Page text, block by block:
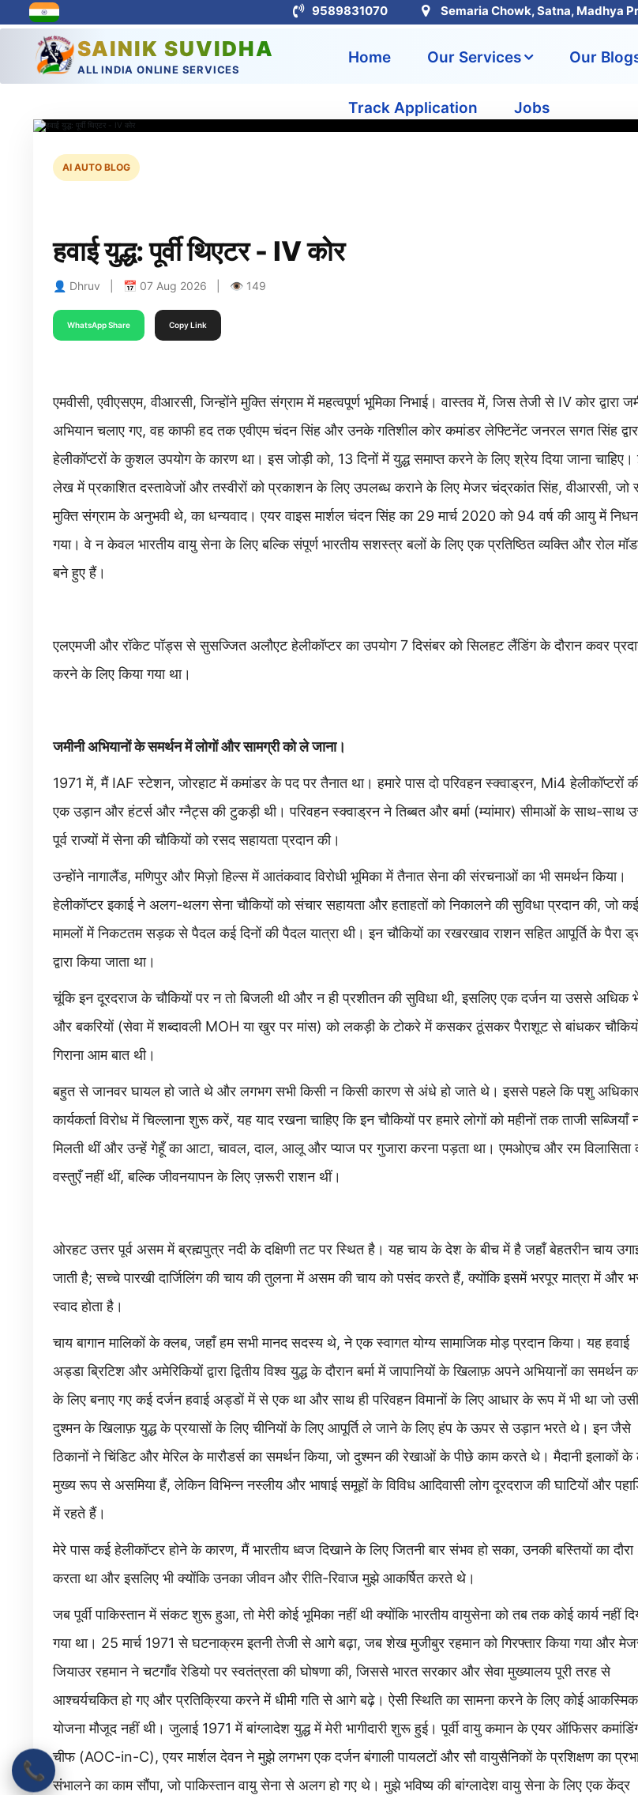
9589831070 Semaria Chowk, Satna, Madhya
SAINIK SUVIDHA
ALL INDIA ONLINE SERVICES
Home Our Services Our
Track Application Jobs
AI AUTO BLOG
हवाई युद्ध: पूर्वी थिएटर - IV कोर
👤 Dhruv | 📅 07 Aug 2026 | 👁 149
WhatsApp Share Copy Link
एमवीसी, एवीएसएम, वीआरसी, जिन्होंने मुक्ति संग्राम में महत्वपूर्ण भूमिका निभाई। वास्तव में, जिस तेजी से IV कोर द्वारा
अभियान चलाए गए, वह काफी हद तक एवीएम चंदन सिंह और उनके गतिशील कोर कमांडर लेफ्टिनेंट जनरल सगत सिंह
हेलीकॉप्टरों के कुशल उपयोग के कारण था। इस जोड़ी को, 13 दिनों में युद्ध समाप्त करने के लिए श्रेय दिया जाना
लेख में प्रकाशित दस्तावेजों और तस्वीरों को प्रकाशन के लिए उपलब्ध कराने के लिए मेजर चंद्रकांत सिंह, वीआरसी, जो
मुक्ति संग्राम के अनुभवी थे, का धन्यवाद। एयर वाइस मार्शल चंदन सिंह का 29 मार्च 2020 को 94 वर्ष की आयु में निधन
गया। वे न केवल भारतीय वायु सेना के लिए बल्कि संपूर्ण भारतीय सशस्त्र बलों के लिए एक प्रतिष्ठित व्यक्ति और रोल
बने हुए हैं।
एलएमजी और रॉकेट पॉड्स से सुसज्जित अलौएट हेलीकॉप्टर का उपयोग 7 दिसंबर को सिलहट लैंडिंग के दौरान कवर
करने के लिए किया गया था।
जमीनी अभियानों के समर्थन में लोगों और सामग्री को ले जाना।
1971 में, मैं IAF स्टेशन, जोरहाट में कमांडर के पद पर तैनात था। हमारे पास दो परिवहन स्क्वाड्रन, Mi4 हेलीकॉप्टरों
एक उड़ान और हंटर्स और ग्नैट्स की टुकड़ी थी। परिवहन स्क्वाड्रन ने तिब्बत और बर्मा (म्यांमार) सीमाओं के साथ-साथ
पूर्व राज्यों में सेना की चौकियों को रसद सहायता प्रदान की।
उन्होंने नागालैंड, मणिपुर और मिज़ो हिल्स में आतंकवाद विरोधी भूमिका में तैनात सेना की संरचनाओं का भी समर्थन किया।
हेलीकॉप्टर इकाई ने अलग-थलग सेना चौकियों को संचार सहायता और हताहतों को निकालने की सुविधा प्रदान की, जो कई
मामलों में निकटतम सड़क से पैदल कई दिनों की पैदल यात्रा थी। इन चौकियों का रखरखाव राशन सहित आपूर्ति के पैरा
द्वारा किया जाता था।
चूंकि इन दूरदराज के चौकियों पर न तो बिजली थी और न ही प्रशीतन की सुविधा थी, इसलिए एक दर्जन या उससे अधिक
और बकरियों (सेवा में शब्दावली MOH या खुर पर मांस) को लकड़ी के टोकरे में कसकर ठूंसकर पैराशूट से बांधकर
गिराना आम बात थी।
बहुत से जानवर घायल हो जाते थे और लगभग सभी किसी न किसी कारण से अंधे हो जाते थे। इससे पहले कि पशु
कार्यकर्ता विरोध में चिल्लाना शुरू करें, यह याद रखना चाहिए कि इन चौकियों पर हमारे लोगों को महीनों तक ताजी सब्जियाँ
मिलती थीं और उन्हें गेहूँ का आटा, चावल, दाल, आलू और प्याज पर गुजारा करना पड़ता था। एमओएच और रम विलासिता
वस्तुएँ नहीं थीं, बल्कि जीवनयापन के लिए ज़रूरी राशन थीं।
ओरहट उत्तर पूर्व असम में ब्रह्मपुत्र नदी के दक्षिणी तट पर स्थित है। यह चाय के देश के बीच में है जहाँ बेहतरीन चाय
जाती है; सच्चे पारखी दार्जिलिंग की चाय की तुलना में असम की चाय को पसंद करते हैं, क्योंकि इसमें भरपूर मात्रा में और
स्वाद होता है।
चाय बागान मालिकों के क्लब, जहाँ हम सभी मानद सदस्य थे, ने एक स्वागत योग्य सामाजिक मोड़ प्रदान किया। यह हवाई
अड्डा ब्रिटिश और अमेरिकियों द्वारा द्वितीय विश्व युद्ध के दौरान बर्मा में जापानियों के खिलाफ़ अपने अभियानों का समर्थन
के लिए बनाए गए कई दर्जन हवाई अड्डों में से एक था और साथ ही परिवहन विमानों के लिए आधार के रूप में भी था जो उसी
दुश्मन के खिलाफ़ युद्ध के प्रयासों के लिए चीनियों के लिए आपूर्ति ले जाने के लिए हंप के ऊपर से उड़ान भरते थे। इन जैसे
ठिकानों ने चिंडिट और मेरिल के मारौडर्स का समर्थन किया, जो दुश्मन की रेखाओं के पीछे काम करते थे। मैदानी इलाकों के
मुख्य रूप से असमिया हैं, लेकिन विभिन्न नस्लीय और भाषाई समूहों के विविध आदिवासी लोग दूरदराज की घाटियों और
में रहते हैं।
मेरे पास कई हेलीकॉप्टर होने के कारण, मैं भारतीय ध्वज दिखाने के लिए जितनी बार संभव हो सका, उनकी बस्तियों का दौरा
करता था और इसलिए भी क्योंकि उनका जीवन और रीति-रिवाज मुझे आकर्षित करते थे।
जब पूर्वी पाकिस्तान में संकट शुरू हुआ, तो मेरी कोई भूमिका नहीं थी क्योंकि भारतीय वायुसेना को तब तक कोई कार्य नहीं
गया था। 25 मार्च 1971 से घटनाक्रम इतनी तेजी से आगे बढ़ा, जब शेख मुजीबुर रहमान को गिरफ्तार किया गया और
जियाउर रहमान ने चटगाँव रेडियो पर स्वतंत्रता की घोषणा की, जिससे भारत सरकार और सेवा मुख्यालय पूरी तरह से
आश्चर्यचकित हो गए और प्रतिक्रिया करने में धीमी गति से आगे बढ़े। ऐसी स्थिति का सामना करने के लिए कोई आकस्मिक
योजना मौजूद नहीं थी। जुलाई 1971 में बांग्लादेश युद्ध में मेरी भागीदारी शुरू हुई। पूर्वी वायु कमान के एयर ऑफिसर
चीफ (AOC-in-C), एयर मार्शल देवन ने मुझे लगभग एक दर्जन बंगाली पायलटों और सौ वायुसैनिकों के प्रशिक्षण का
संभालने का काम सौंपा, जो पाकिस्तान वायु सेना से अलग हो गए थे। मुझे भविष्य की बांग्लादेश वायु सेना के लिए एक केंद्र
📞